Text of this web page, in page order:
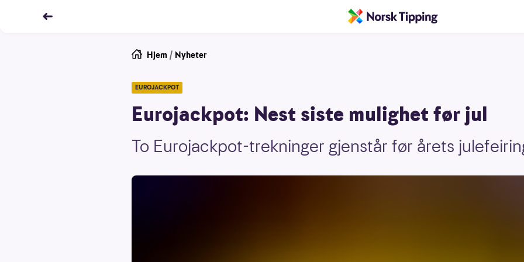
Hjem / Nyheter
EUROJACKPOT
Eurojackpot: Nest siste mulighet før jul
To Eurojackpot-trekninger gjenstår før årets